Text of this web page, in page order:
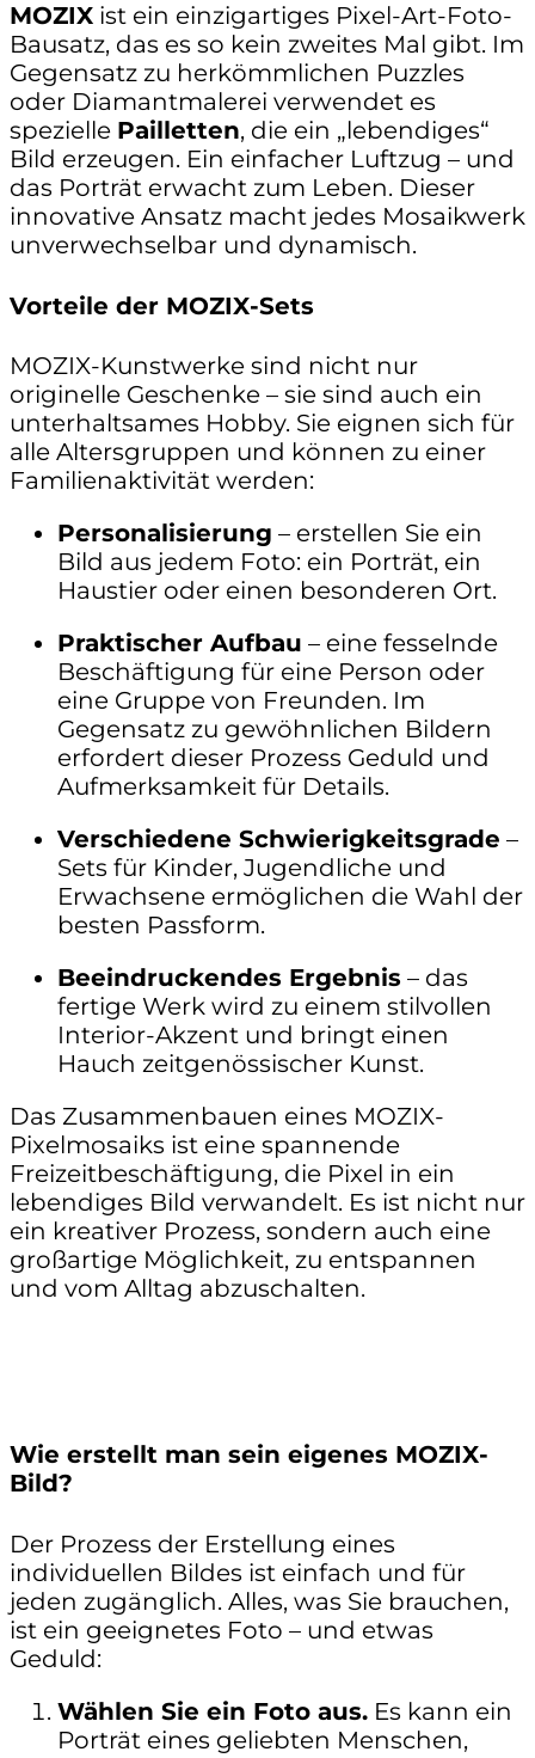
MOZIX ist ein einzigartiges Pixel-Art-Foto-
Bausatz, das es so kein zweites Mal gibt. Im
Gegensatz zu herkömmlichen Puzzles
oder Diamantmalerei verwendet es
spezielle Pailletten, die ein „lebendiges“
Bild erzeugen. Ein einfacher Luftzug – und
das Porträt erwacht zum Leben. Dieser
innovative Ansatz macht jedes Mosaikwerk
unverwechselbar und dynamisch.
Vorteile der MOZIX-Sets
MOZIX-Kunstwerke sind nicht nur
originelle Geschenke – sie sind auch ein
unterhaltsames Hobby. Sie eignen sich für
alle Altersgruppen und können zu einer
Familienaktivität werden:
Personalisierung – erstellen Sie ein
Bild aus jedem Foto: ein Porträt, ein
Haustier oder einen besonderen Ort.
Praktischer Aufbau – eine fesselnde
Beschäftigung für eine Person oder
eine Gruppe von Freunden. Im
Gegensatz zu gewöhnlichen Bildern
erfordert dieser Prozess Geduld und
Aufmerksamkeit für Details.
Verschiedene Schwierigkeitsgrade –
Sets für Kinder, Jugendliche und
Erwachsene ermöglichen die Wahl der
besten Passform.
Beeindruckendes Ergebnis – das
fertige Werk wird zu einem stilvollen
Interior-Akzent und bringt einen
Hauch zeitgenössischer Kunst.
Das Zusammenbauen eines MOZIX-
Pixelmosaiks ist eine spannende
Freizeitbeschäftigung, die Pixel in ein
lebendiges Bild verwandelt. Es ist nicht nur
ein kreativer Prozess, sondern auch eine
großartige Möglichkeit, zu entspannen
und vom Alltag abzuschalten.
Wie erstellt man sein eigenes MOZIX-
Bild?
Der Prozess der Erstellung eines
individuellen Bildes ist einfach und für
jeden zugänglich. Alles, was Sie brauchen,
ist ein geeignetes Foto – und etwas
Geduld:
Wählen Sie ein Foto aus. Es kann ein
Porträt eines geliebten Menschen,